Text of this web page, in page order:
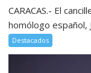
CARACAS.- El
homólogo español,
Destacados